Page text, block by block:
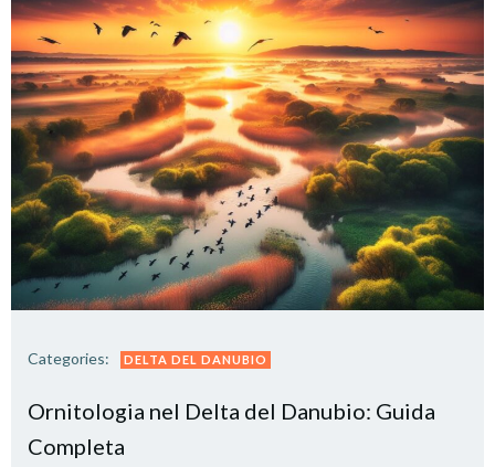
Categories: DELTA DEL DANUBIO
Ornitologia nel Delta del Danubio: Guida
Completa